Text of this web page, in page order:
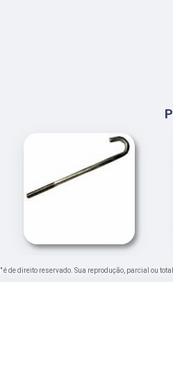
" é de direito reservado. Sua reprodução, parcial ou